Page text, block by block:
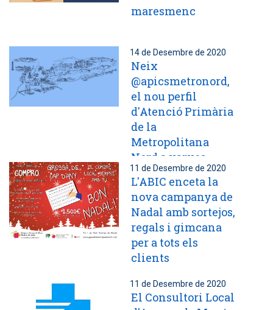
maresmenc
14 de Desembre de 2020
Neix
@apicsmetronord,
el nou perfil
d'Atenció Primària
de la
Metropolitana
Nord a xarxes
socials
11 de Desembre de 2020
L'ABIC enceta la
nova campanya de
Nadal amb sortejos,
regals i gimcana
per a tots els
clients
11 de Desembre de 2020
El Consultori Local